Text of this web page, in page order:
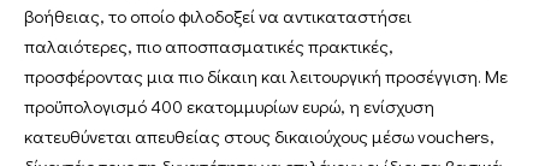
βοήθειας, το οποίο φιλοδοξεί να αντικαταστήσει
παλαιότερες, πιο αποσπασματικές πρακτικές,
προσφέροντας μια πιο δίκαιη και λειτουργική προσέγγιση. Με
προϋπολογισμό 400 εκατομμυρίων ευρώ, η ενίσχυση
κατευθύνεται απευθείας στους δικαιούχους μέσω vouchers,